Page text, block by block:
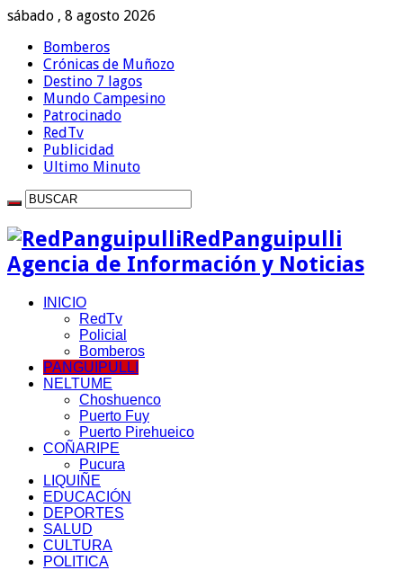
sábado , 8 agosto 2026
Bomberos
Crónicas de Muñozo
Destino 7 lagos
Mundo Campesino
Patrocinado
RedTv
Publicidad
Ultimo Minuto
RedPanguipulli
Agencia de Información y Noticias
INICIO
RedTv
Policial
Bomberos
PANGUIPULLI
NELTUME
Choshuenco
Puerto Fuy
Puerto Pirehueico
COÑARIPE
Pucura
LIQUIÑE
EDUCACIÓN
DEPORTES
SALUD
CULTURA
POLITICA